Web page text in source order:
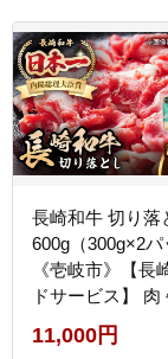
長崎和牛 切り落
600g（300g×2パ
《壱岐市》【長
ドサービス】 肉
身 小分け 国産
切り落し 冷凍配送
11,000円